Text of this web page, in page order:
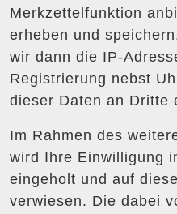
Merkzettelfunktion
erheben und
wir dann die IP-
Registrierung nebst
dieser Daten an Dritte
Im Rahmen des
wird Ihre Einwilligung
eingeholt und auf
verwiesen. Die dabei